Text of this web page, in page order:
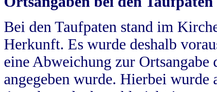
Bei den Taufpaten stand im
Herkunft. Es wurde deshalb
eine Abweichung zur
angegeben wurde. Hierbei wurde